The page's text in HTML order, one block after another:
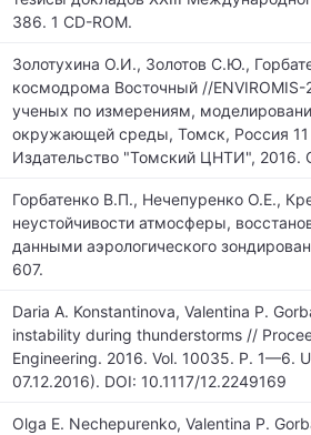
386. 1 CD-ROM.
Золотухина О.И., Золотов С.Ю.,
космодрома Восточный //
ученых по измерениям,
окружающей среды, Томск, Россия
Издательство "Томский ЦНТИ", 2016.
Горбатенко В.П., Нечепуренко О.Е.,
неустойчивости атмосферы,
данными аэрологического
607.
Daria A. Konstantinova, Valentina P.
instability during thunderstorms //
Engineering. 2016. Vol. 10035. P. 1—6.
07.12.2016). DOI: 10.1117/12.2249169
Olga E. Nechepurenko, Valentina P.